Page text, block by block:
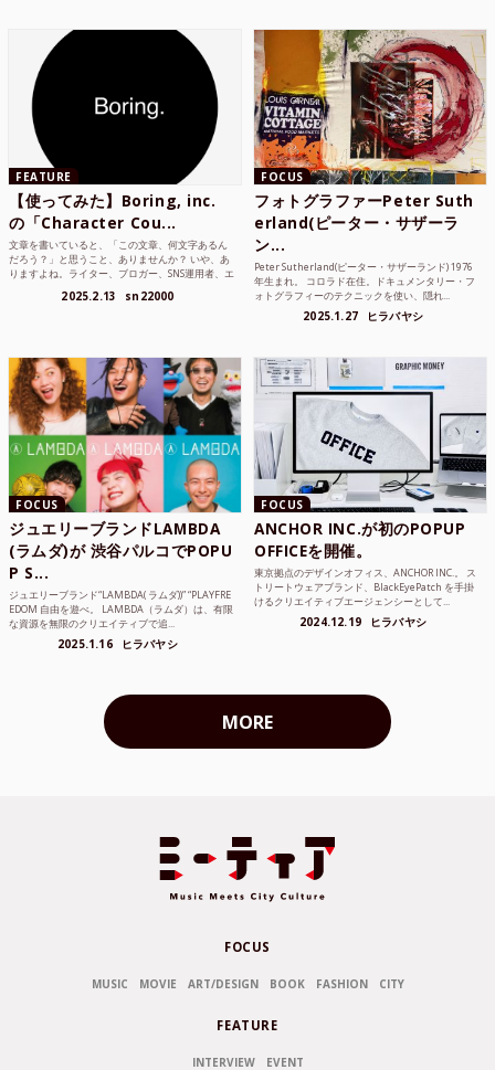
FEATURE
【使ってみた】Boring, inc.
の「Character Cou...
文章を書いていると、「この文章、何文字あるん
だろう？」と思うこと、ありませんか？ いや、あ
りますよね。ライター、ブロガー、SNS運用者、エ
2025.2.13 sn22000
FOCUS
フォトグラファーPeter Suth
erland(ピーター・サザーラ
ン...
Peter Sutherland(ピーター・サザーランド) 1976
年生まれ。 コロラド在住。ドキュメンタリー・フ
ォトグラフィーのテクニックを使い、隠れ...
2025.1.27 ヒラバヤシ
FOCUS
ジュエリーブランドLAMBDA
(ラムダ)が 渋谷パルコでPOPU
P S...
ジュエリーブランド“LAMBDA( ラムダ))” “PLAYFRE
EDOM 自由を遊べ。 LAMBDA（ラムダ）は、有限
な資源を無限のクリエイティブで追...
2025.1.16 ヒラバヤシ
FOCUS
ANCHOR INC.が初のPOPUP
OFFICEを開催。
東京拠点のデザインオフィス、ANCHOR INC.。 ス
トリートウェアブランド、BlackEyePatch を手掛
けるクリエイティブエージェンシーとして...
2024.12.19 ヒラバヤシ
MORE
FOCUS
MUSIC MOVIE ART/DESIGN BOOK FASHION CITY
FEATURE
INTERVIEW EVENT